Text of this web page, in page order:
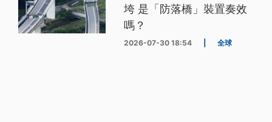
垮 是「防落橋」裝置奏效
嗎？
2026-07-30 18:54 全球